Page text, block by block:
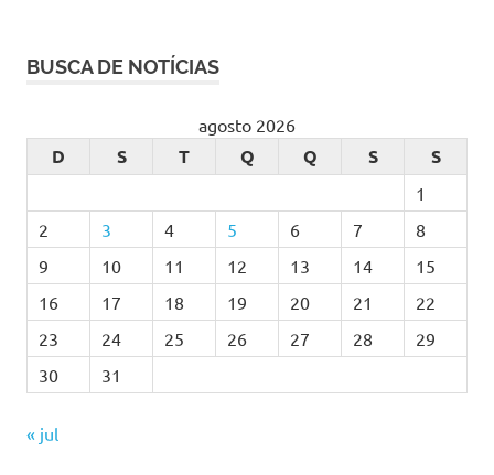
BUSCA DE NOTÍCIAS
agosto 2026
D S T Q Q S S
1
2
3 4 5 6 7
8
9
10 11 12 13 14
15
16
17 18 19 20 21
22
23
24 25 26 27 28
29
30
31
« jul